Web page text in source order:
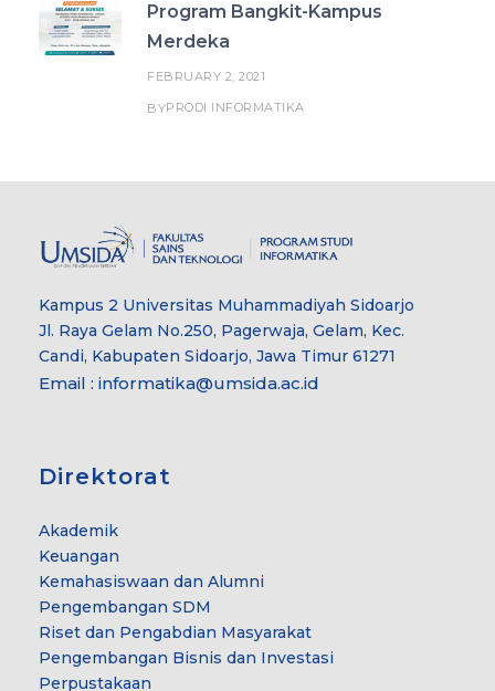
Program Bangkit-Kampus
Merdeka
FEBRUARY 2, 2021
BYPRODI INFORMATIKA
Kampus 2 Universitas Muhammadiyah Sidoarjo
Jl. Raya Gelam No.250, Pagerwaja, Gelam, Kec.
Candi, Kabupaten Sidoarjo, Jawa Timur 61271
Email : informatika@umsida.ac.id
Direktorat
Akademik
Keuangan
Kemahasiswaan dan Alumni
Pengembangan SDM
Riset dan Pengabdian Masyarakat
Pengembangan Bisnis dan Investasi
Perpustakaan